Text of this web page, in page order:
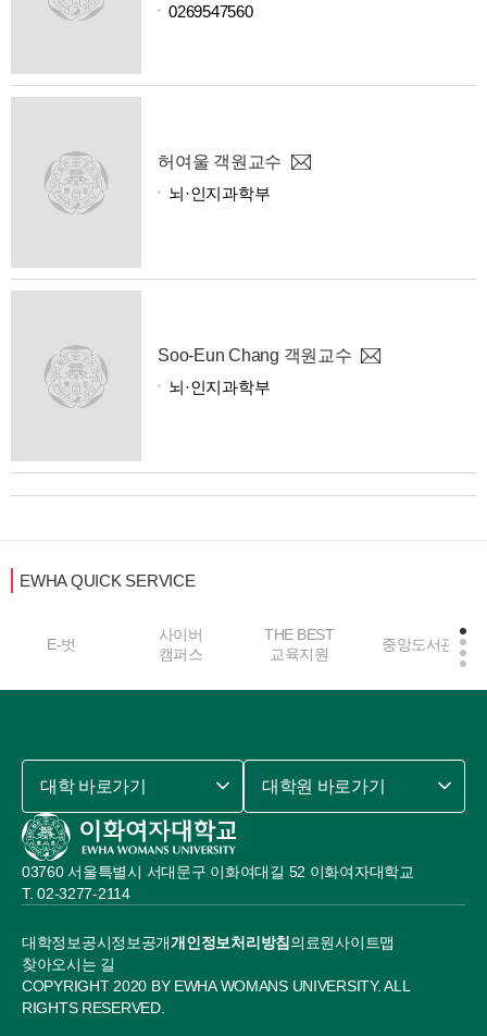
0269547560
허여울 객원교수
뇌·인지과학부
Soo-Eun Chang 객원교수
뇌·인지과학부
EWHA QUICK SERVICE
E-벗
사이버
캠퍼스
THE BEST
교육지원
중앙도서관
대학정보공시정보공개개인정보처리방침의료원사이트맵
찾아오시는 길
03760 서울특별시 서대문구 이화여대길 52 이화여자대학교
02-3277-2114
대학 바로가기 대학원 바로가기
COPYRIGHT 2020 BY EWHA WOMANS UNIVERSITY. ALL
RIGHTS RESERVED.